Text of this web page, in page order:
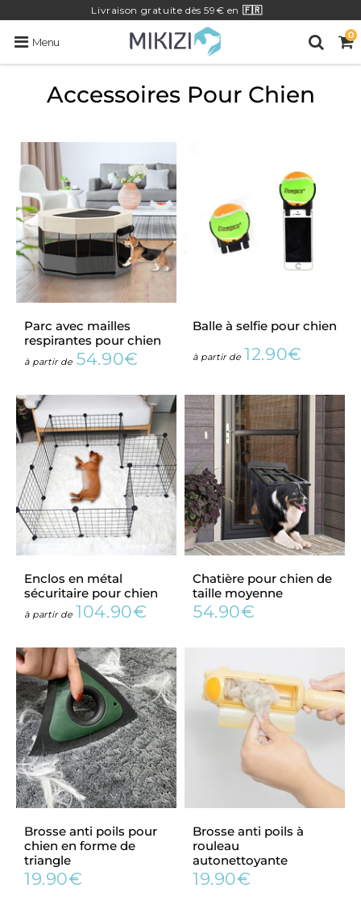
Livraison gratuite dès 59€ en 🇫🇷
Menu
0
Accessoires Pour Chien
Parc avec mailles
respirantes pour chien
à partir de Prix
54.90€
Balle à selfie pour chien
à partir de Prix
12.90€
Enclos en métal
sécuritaire pour chien
à partir de Prix
104.90€ 104.90€
Chatière pour chien de
taille moyenne
Prix
54.90€
Brosse anti poils pour
chien en forme de
triangle
Prix
19.90€
Brosse anti poils à
rouleau
autonettoyante
Prix
19.90€